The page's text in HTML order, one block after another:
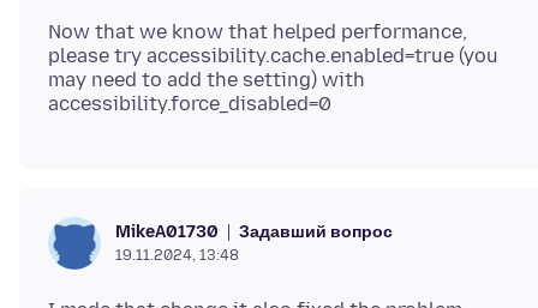
Now that we know that helped performance,
please try accessibility.cache.enabled=true (you
may need to add the setting) with
MikeA01730 Задавший вопрос
19.11.2024, 13:48